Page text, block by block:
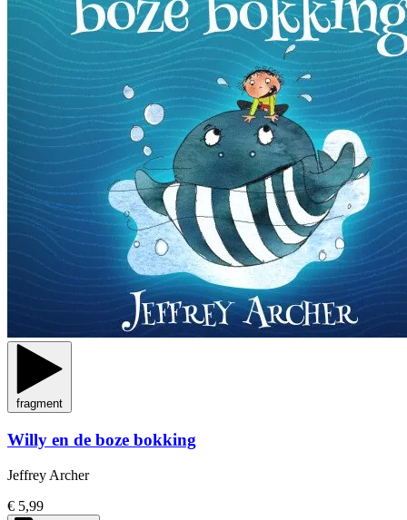
fragment
Willy en de boze bokking
Jeffrey Archer
€ 5,99